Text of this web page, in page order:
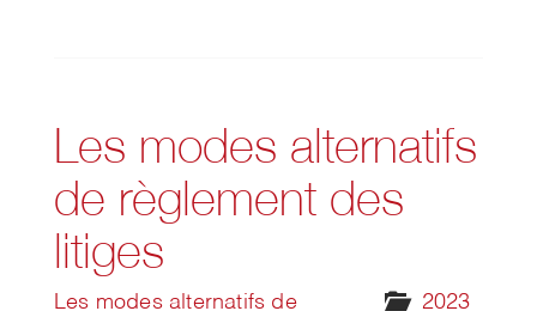
Les modes alternatifs
de règlement des
litiges
2023
Les modes alternatifs de